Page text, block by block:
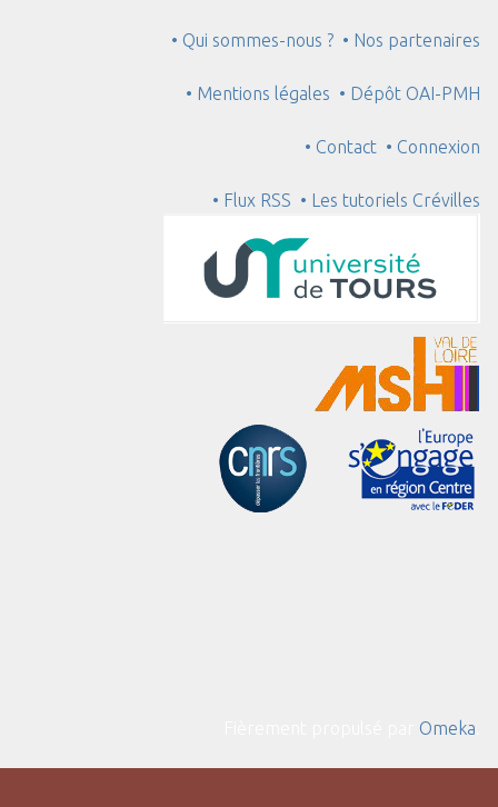
• Qui sommes-nous ? • Nos partenaires
• Mentions légales • Dépôt OAI-PMH
• Contact • Connexion
• Flux RSS • Les tutoriels Crévilles
Omeka